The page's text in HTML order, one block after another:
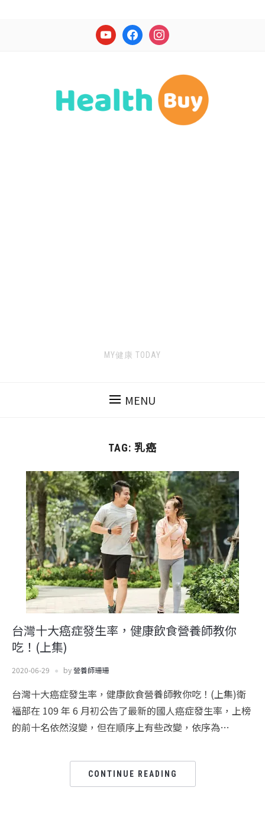
youtube facebookinstagram
MY健康 TODAY
MENU
TAG: 乳癌
台灣十大癌症發生率，健康飲食營養師教你
吃！(上集)
2020-06-29 by營養師珊珊
台灣十大癌症發生率，健康飲食營養師教你吃！(上集)衛
福部在 109 年 6 月初公告了最新的國人癌症發生率，上榜
的前十名依然沒變，但在順序上有些改變，依序為…
CONTINUE READING